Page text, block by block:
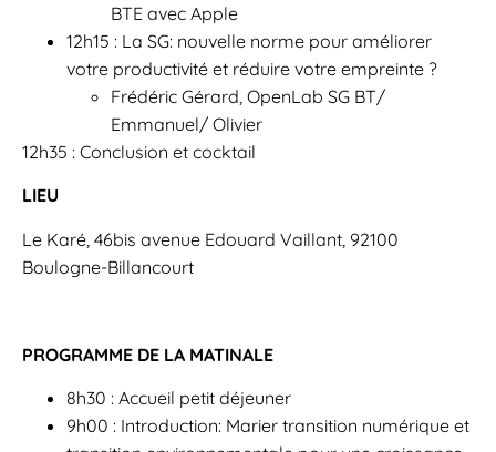
BTE avec Apple
12h15 : La SG: nouvelle norme pour améliorer
votre productivité et réduire votre empreinte ?
Frédéric Gérard, OpenLab SG BT/
Emmanuel/ Olivier
12h35 : Conclusion et cocktail
LIEU
Le Karé, 46bis avenue Edouard Vaillant, 92100
Boulogne-Billancourt
PROGRAMME DE LA MATINALE
8h30 : Accueil petit déjeuner
9h00 : Introduction: Marier transition numérique et